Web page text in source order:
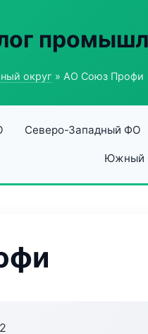
округ » АО Союз Профи
Северо-Западный ФО
Южный